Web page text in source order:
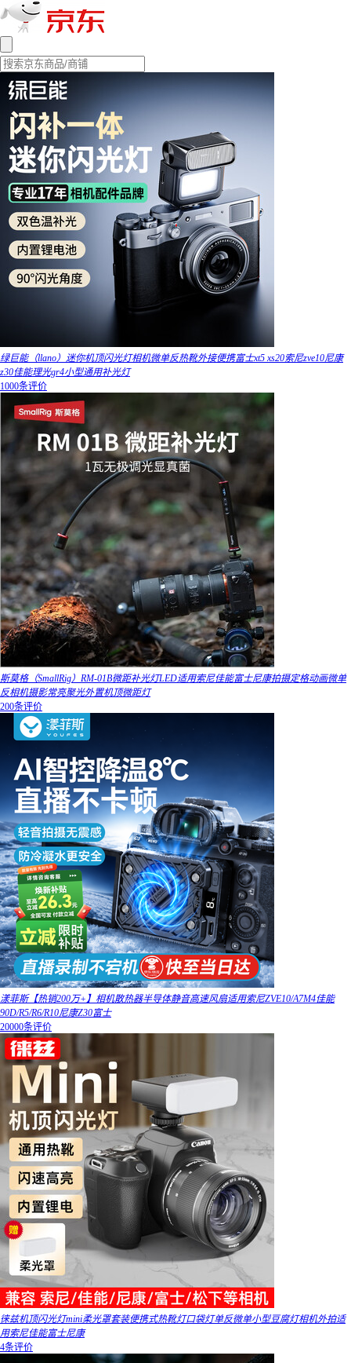
绿巨能（llano）迷你机顶闪光灯相机微单反热靴外接便携富士xt5 xs20索尼zve10尼康
z30佳能理光gr4小型通用补光灯
1000条评价
斯莫格（SmallRig）RM-01B微距补光灯LED适用索尼佳能富士尼康拍摄定格动画微单
反相机摄影常亮聚光外置机顶微距灯
200条评价
漾菲斯【热销200万+】相机散热器半导体静音高速风扇适用索尼ZVE10/A7M4佳能
90D/R5/R6/R10尼康Z30富士
20000条评价
徕兹机顶闪光灯mini柔光罩套装便携式热靴灯口袋灯单反微单小型豆腐灯相机外拍适
用索尼佳能富士尼康
4条评价